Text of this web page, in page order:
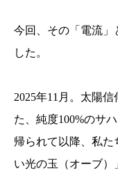
今回、その「電流」
した。
2025年11月。太陽
た、純度100%のサ
帰られて以降、私
い光の玉（オーブ